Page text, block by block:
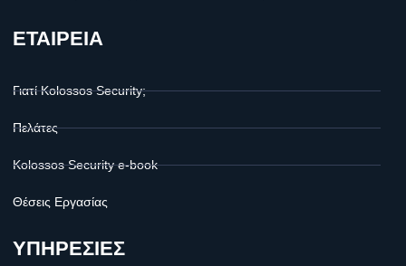
ΕΤΑΙΡΕΙΑ
Γιατί Kolossos Security;
Πελάτες
Kolossos Security e-book
Θέσεις Εργασίας
ΥΠΗΡΕΣΙΕΣ